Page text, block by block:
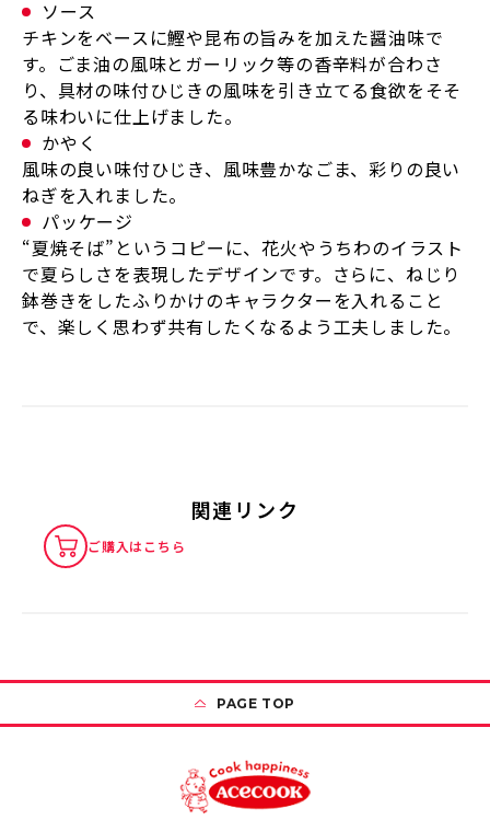
ソース
チキンをベースに鰹や昆布の旨みを加えた醤油味で
す。ごま油の風味とガーリック等の香辛料が合わさ
り、具材の味付ひじきの風味を引き立てる食欲をそそ
る味わいに仕上げました。
かやく
風味の良い味付ひじき、風味豊かなごま、彩りの良い
ねぎを入れました。
パッケージ
“夏焼そば”というコピーに、花火やうちわのイラスト
で夏らしさを表現したデザインです。さらに、ねじり
鉢巻きをしたふりかけのキャラクターを入れること
で、楽しく思わず共有したくなるよう工夫しました。
関連リンク
ご購入はこちら
PAGE TOP